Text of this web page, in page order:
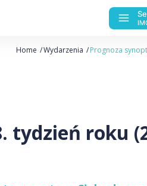
Home Wydarzenia Prognoza
tydzień roku